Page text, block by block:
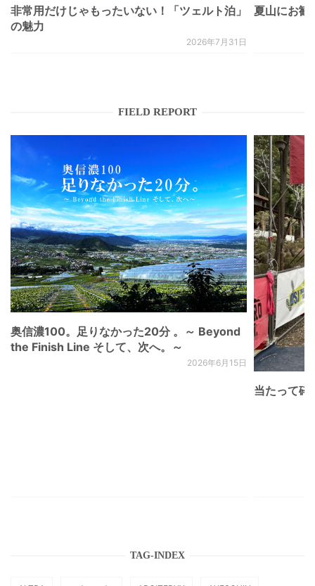
非常用だけじゃもったいない！「ツェルト泊」
の魅力
2026年7月31日
夏山にお
FIELD REPORT
奥信濃100。足りなかった20分 。～ Beyond
the Finish Line そして、次へ。～
2026年6月15日
当たって砕
TAG-INDEX